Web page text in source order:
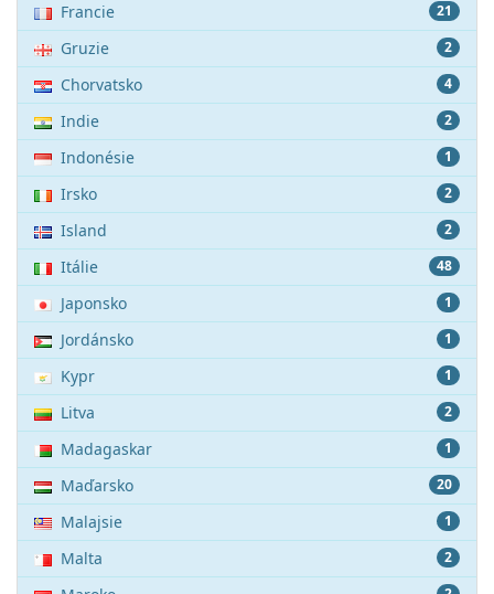
21
Francie
2
Gruzie
4
Chorvatsko
2
Indie
1
Indonésie
2
Irsko
2
Island
48
Itálie
1
Japonsko
1
Jordánsko
1
Kypr
2
Litva
1
Madagaskar
20
Maďarsko
1
Malajsie
2
Malta